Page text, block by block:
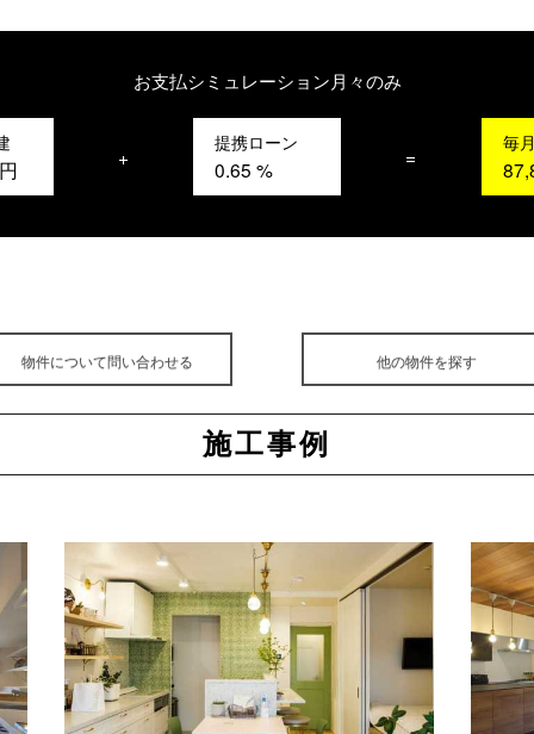
お支払シミュレーション月々のみ
+
提携ローン
0.65 % =
毎
物件について問い合わせる 他の物件を探す
施工事例